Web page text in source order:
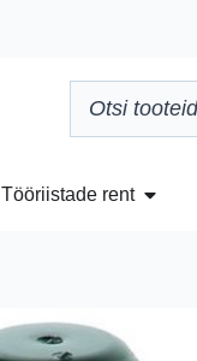
Tööriistade rent